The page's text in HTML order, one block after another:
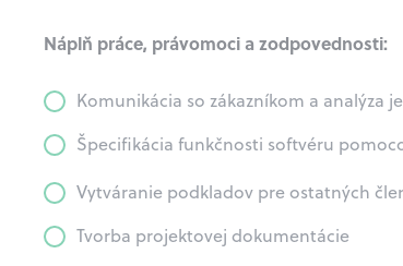
Náplň práce, právomoci a zodpovednosti:
Komunikácia so zákazníkom a analýza
Špecifikácia funkčnosti softvéru
Vytváranie podkladov pre ostatných
Tvorba projektovej dokumentácie